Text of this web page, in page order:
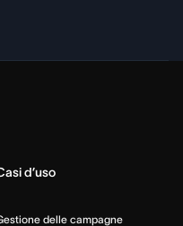
d’uso
delle campagne